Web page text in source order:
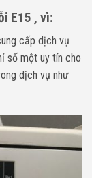
E15 , vì:
cấp dịch vụ
số một uy tín cho
dịch vụ như